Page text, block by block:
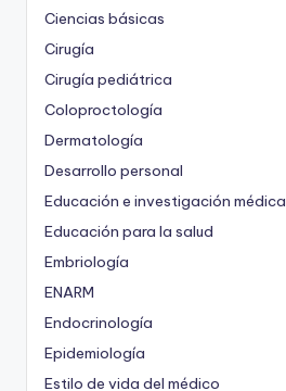
Ciencias básicas
Cirugía
Cirugía pediátrica
Coloproctología
Dermatología
Desarrollo personal
Educación e investigación médica
Educación para la salud
Embriología
ENARM
Endocrinología
Epidemiología
Estilo de vida del médico